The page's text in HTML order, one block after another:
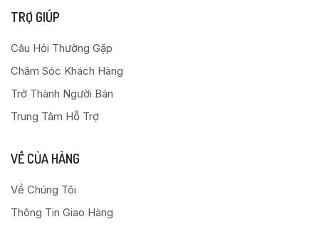
TRỢ GIÚP
Câu Hỏi Thường Gặp
Chăm Sóc Khách Hàng
Trở Thành Người Bán
Trung Tâm Hỗ Trợ
VỀ CỦA HÀNG
Về Chúng Tôi
Thông Tin Giao Hàng